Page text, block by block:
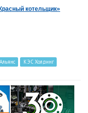
котельщик»
КЭС Холдинг